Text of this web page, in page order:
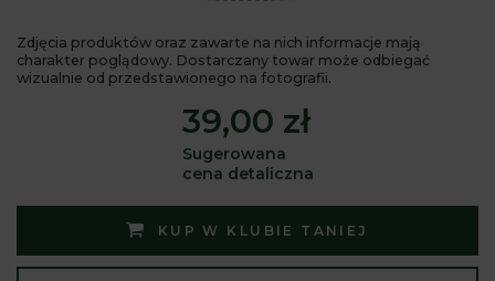
Zdjęcia produktów oraz zawarte na nich informacje mają
charakter poglądowy. Dostarczany towar może odbiegać
wizualnie od przedstawionego na fotografii.
39,00 zł
Sugerowana
cena detaliczna
KUP W KLUBIE TANIEJ